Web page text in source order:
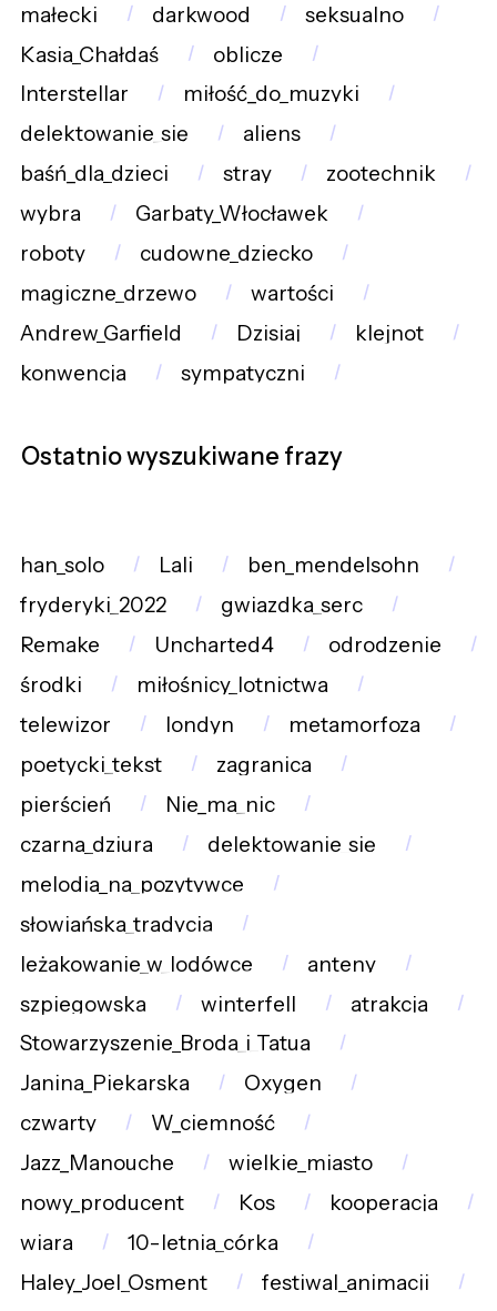
małecki
darkwood
seksualno
Kasia_Chałdaś
oblicze
Interstellar
miłość_do_muzyki
delektowanie_się
aliens
baśń_dla_dzieci
stray
zootechnik
wybra
Garbaty_Włocławek
roboty
cudowne_dziecko
magiczne_drzewo
wartości
Andrew_Garfield
Dzisiaj
klejnot
konwencja
sympatyczni
Ostatnio wyszukiwane frazy
han_solo Lali
ben_mendelsohn
fryderyki_2022
gwiazdka_serc
Remake
Uncharted4
odrodzenie
środki
miłośnicy_lotnictwa
telewizor
londyn
metamorfoza
poetycki_tekst
zagranica
pierścień
Nie_ma_nic
czarna_dziura
delektowanie_się
melodia_na_pozytywce
słowiańska_tradycja
leżakowanie_w_lodówce
anteny
szpiegowska
winterfell
atrakcja
Stowarzyszenie_Broda_i_Tatua
Janina_Piekarska
Oxygen
czwarty
W_ciemność
Jazz_Manouche
wielkie_miasto
nowy_producent
Kos
kooperacja
wiara
10-letnia_córka
Haley_Joel_Osment
festiwal_animacji